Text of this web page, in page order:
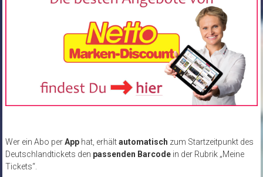
Wer ein Abo perApphat, erhältautomatisch zum Startzeitpunkt des
Deutschlandtickets den passenden Barcodein der Rubrik „Meine
Tickets“.